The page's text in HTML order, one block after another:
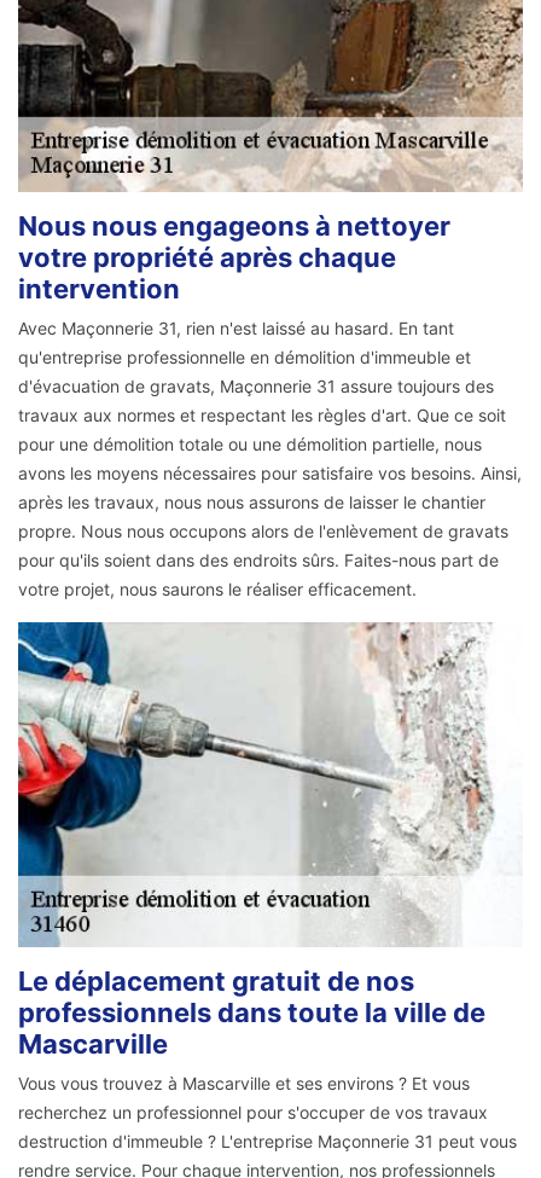
Nous nous engageons à nettoyer
votre propriété après chaque
intervention
Avec Maçonnerie 31, rien n'est laissé au hasard. En tant
qu'entreprise professionnelle en démolition d'immeuble et
d'évacuation de gravats, Maçonnerie 31 assure toujours des
travaux aux normes et respectant les règles d'art. Que ce soit
pour une démolition totale ou une démolition partielle, nous
avons les moyens nécessaires pour satisfaire vos besoins. Ainsi,
après les travaux, nous nous assurons de laisser le chantier
propre. Nous nous occupons alors de l'enlèvement de gravats
pour qu'ils soient dans des endroits sûrs. Faites-nous part de
votre projet, nous saurons le réaliser efficacement.
Le déplacement gratuit de nos
professionnels dans toute la ville de
Mascarville
Vous vous trouvez à Mascarville et ses environs ? Et vous
recherchez un professionnel pour s'occuper de vos travaux
destruction d'immeuble ? L'entreprise Maçonnerie 31 peut vous
rendre service. Pour chaque intervention, nos professionnels